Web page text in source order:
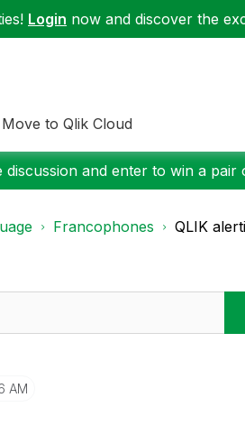
Login now and discover the
Move to Qlik Cloud
and enter to win a pair
Francophones QLIK
AM